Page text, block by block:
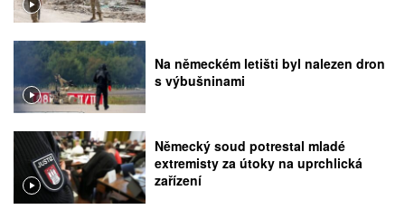
Na německém letišti byl nalezen dron
s výbušninami
Německý soud potrestal mladé
extremisty za útoky na uprchlická
zařízení